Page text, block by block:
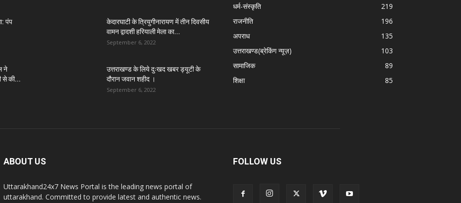
पंप
ने
से की...
केदारघाटी के त्रियुगीनारायण में तीन दिवसीय
वामन द्वादशी हरियाली मेला का...
September 6, 2022
उत्तराखण्ड के लिये दुःखद खबर ड्यूटी के
दौरान जवान शहीद ।
September 6, 2022
धर्म-संस्कृति
219
राजनीति
196
अपराध
135
उत्तराखण्ड(ब्रेकिंग न्यूज़)
103
सामाजिक
89
शिक्षा
85
ABOUT US
Uttarakhand24x7 News Portal is the leading news portal of
uttarakhand. Committed to provide latest and authentic news.
FOLLOW US